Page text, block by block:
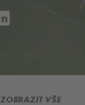
ZOBRAZIT VŠE